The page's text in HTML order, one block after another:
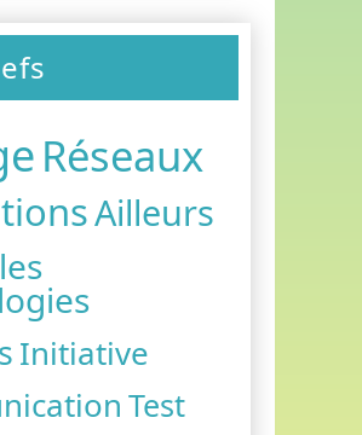
Réseaux
Ailleurs
Initiative
Test